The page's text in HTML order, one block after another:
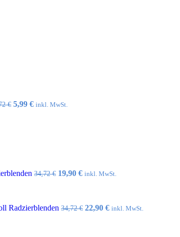
€ Ursprünglicher
5,99 €Aktueller
inkl. MwSt.
34,72€ Ursprünglicher
19,90 €Aktueller
inkl. MwSt.
Radzierblenden 34,72€ Ursprünglicher
22,90 €Aktueller
inkl. MwSt.